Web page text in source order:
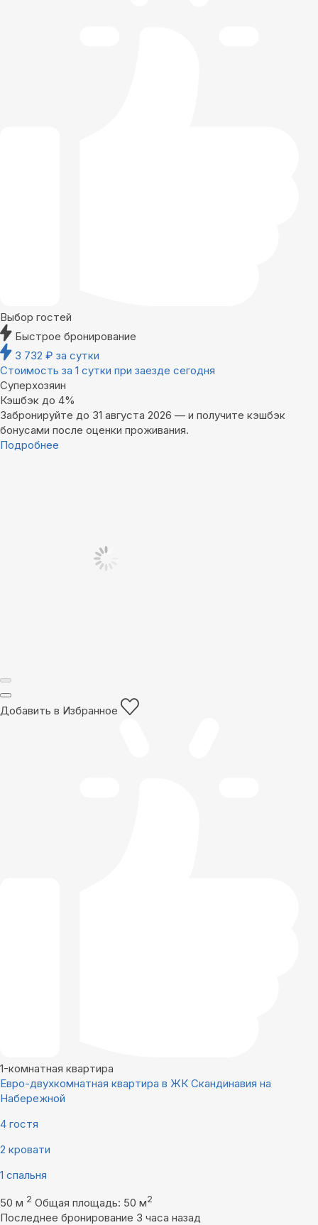
Выбор гостей
Быстрое бронирование
3 732 ₽ за сутки
Стоимость за 1 сутки при заезде сегодня
Суперхозяин
Кэшбэк до 4%
Забронируйте до 31 августа 2026 — и получите кэшбэк
бонусами после оценки проживания.
Подробнее
Добавить в Избранное
1-комнатная квартира
Евро-двухкомнатная квартира в ЖК Скандинавия на
Набережной
4 гостя
2 кровати
1 спальня
50 м 2 Общая площадь: 50 м2
Последнее бронирование 3 часа назад